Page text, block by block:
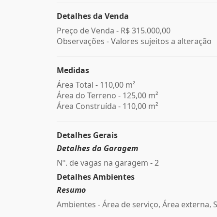
Detalhes da Venda
Preço de Venda - R$ 315.000,00
Observações - Valores sujeitos a alteração
Medidas
Área Total - 110,00 m²
Área do Terreno - 125,00 m²
Área Construída - 110,00 m²
Detalhes Gerais
Detalhes da Garagem
Nº. de vagas na garagem - 2
Detalhes Ambientes
Resumo
Ambientes - Área de serviço, Área externa,